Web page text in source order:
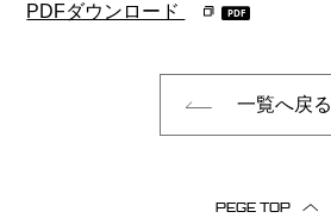
PDFダウンロード
一覧へ戻る
PEGE TOP